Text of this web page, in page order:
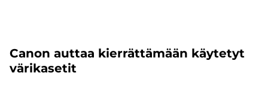
Canon auttaa kierrättämään käytetyt
värikasetit